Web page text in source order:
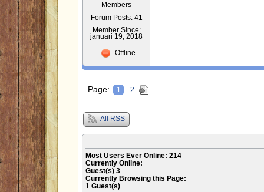
Members
Forum Posts: 41
Member Since:
januari 19, 2018
Offline
Page: 1 2
All RSS
Most Users Ever Online: 214
Currently Online:
Guest(s) 3
Currently Browsing this Page:
1 Guest(s)